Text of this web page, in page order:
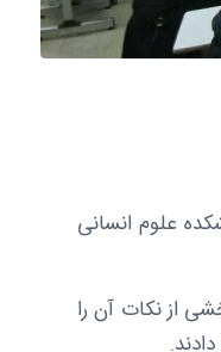
در سال ۱۳۹۶ روز دوشنبه مورخ ۲۱ فروردین در کلاس ۱۰۲ دانشکده علوم انسانی
از نکات آن را